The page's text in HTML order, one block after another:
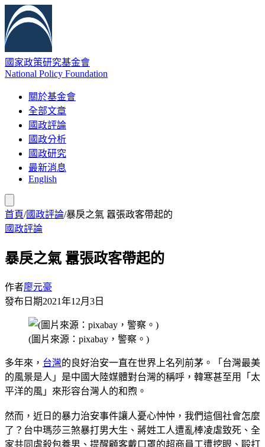
國家政策研究基金會
National Policy Foundation
關於基金會
全部文章
國政評論
國政分析
國政研究
最新消息
English
首頁/國政評論/暴戾之氣 囂張政客帶起的
國政評論
暴戾之氣 囂張政客帶起的
作者廖元豪
發布日期2021年12月3日
(圖片來源：pixabay，警察。)
多年來， 台灣的良好治安一直在世界上名列前茅。「台灣最美
的風景是人」是中國大陸媒體對台灣的稱呼，韓寒甚至用「太
平洋的風」來形容台灣人的和煦。
然而，近日的暴力治安事件讓人憂心忡忡，我們這個社會怎麼
了？台中瑪莎三煞暴打男大生、蔣姓工人遭亂棒凌虐致死、全
家共同虐殺包養男、提醒顧客戴口罩的超商員工遭挖眼、毆打